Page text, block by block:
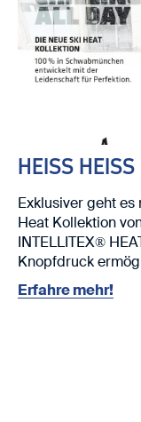
HEISS
Exklusiver geht
Heat Kollektion
INTELLITEX®
Knopfdruck
Erfahre mehr!